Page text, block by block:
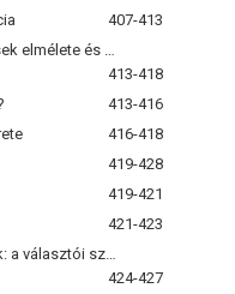
407-413
413-418
413-416
416-418
419-428
419-421
421-423
424-427